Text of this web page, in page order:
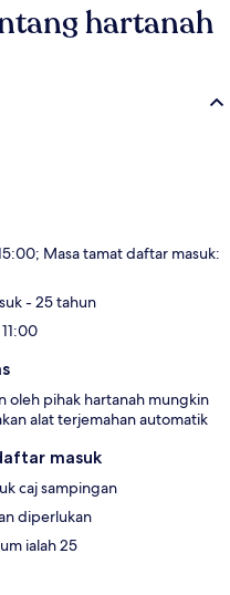
hartanah
Masa tamat daftar masuk:
- 25 tahun
oleh pihak hartanah mungkin
alat terjemahan automatik
masuk
caj sampingan
diperlukan
ialah 25